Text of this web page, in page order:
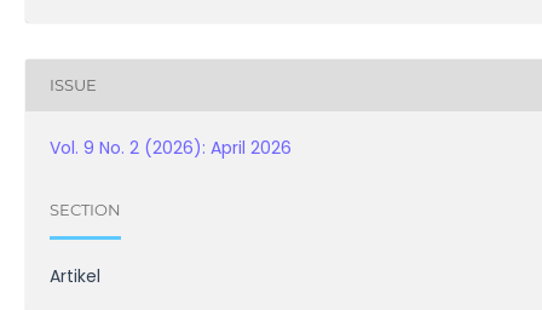
ISSUE
Vol. 9 No. 2 (2026): April 2026
SECTION
Artikel